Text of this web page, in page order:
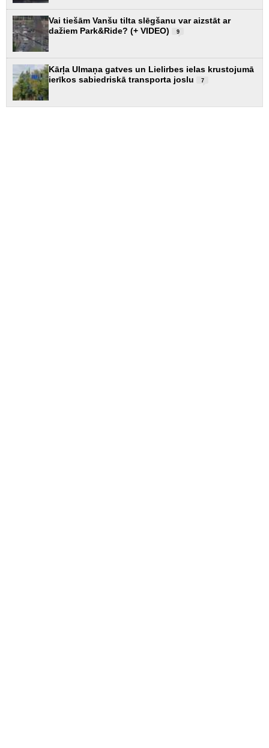
Vai tiešām Vanšu tilta slēgšanu var aizstāt ar
dažiem Park&Ride? (+ VIDEO)
9
Kārļa Ulmaņa gatves un Lielirbes ielas krustojumā
ierīkos sabiedriskā transporta joslu
7